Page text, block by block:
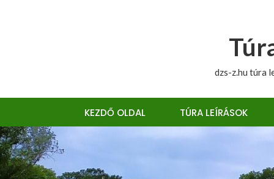
dzs-z.hu túra
KEZDŐ OLDAL TÚRA LEÍRÁSOK